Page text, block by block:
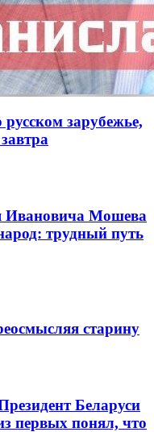
зарубежье,
Ивановича Мошева
трудный путь
старину
Беларуси
первых понял, что